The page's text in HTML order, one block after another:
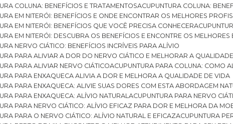
COLUNA: BENEFÍCIOS E TRATAMENTOS
ACUPUNTURA COLUNA:
EM NITERÓI: BENEFÍCIOS E ONDE ENCONTRAR OS MELHORES
EM NITERÓI: BENEFÍCIOS QUE VOCÊ PRECISA CONHECER
EM NITERÓI: DESCUBRA OS BENEFÍCIOS E ENCONTRE OS
NERVO CIÁTICO: BENEFÍCIOS INCRÍVEIS PARA ALÍVIO
PARA ALIVIAR A DOR DO NERVO CIÁTICO E MELHORAR A
PARA ALIVIAR NERVO CIÁTICO
ACUPUNTURA PARA COLUNA: COMO
PARA ENXAQUECA ALIVIA A DOR E MELHORA A QUALIDADE DE VIDA
PARA ENXAQUECA: ALIVIE SUAS DORES COM ESTA ABORDAGEM
PARA ENXAQUECA: ALÍVIO NATURAL
ACUPUNTURA PARA NERVO
PARA NERVO CIÁTICO: ALÍVIO EFICAZ PARA DOR E MELHORA DA
PARA O NERVO CIÁTICO: ALÍVIO NATURAL E EFICAZ
ACUPUNTURA